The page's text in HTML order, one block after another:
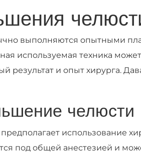
выполняются опытными
используемая техника
результат и опыт хирурга.
челюсти
использование
под общей анестезией и